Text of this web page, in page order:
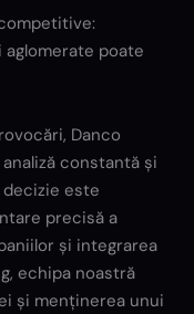
poate
Danco
constantă și
este
precisă a
și integrarea
echipa noastră
și menținerea unui